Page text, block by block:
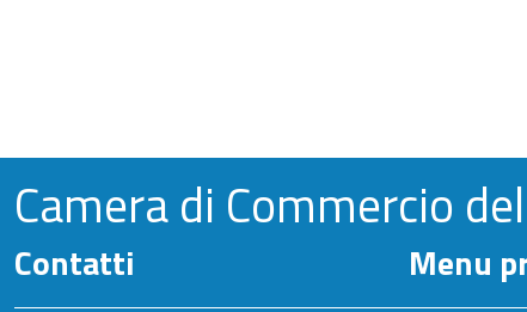
Camera di Commercio
Contatti Menu